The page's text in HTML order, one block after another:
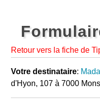
Retour vers la fiche de
Votre destinataire:
d'Hyon, 107 à 7000 Mons